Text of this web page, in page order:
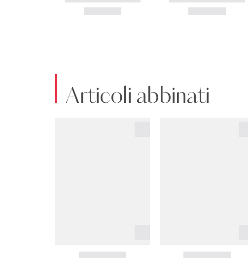
Articoli abbinati